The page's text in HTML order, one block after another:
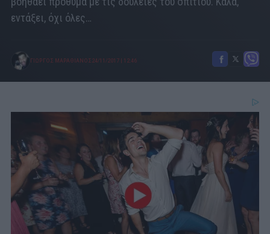
εντάξει, όχι όλες…
ΓΙΩΡΓΟΣ ΜΑΡΑΘΙΑΝΟΣ 24/11/2017 12:46